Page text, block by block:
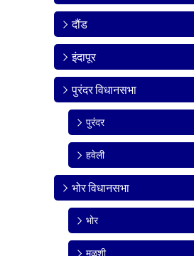
दौंड
इंदापूर
पुरंदर विधानसभा
पुरंदर
हवेली
भोर विधानसभा
भोर
मुळशी